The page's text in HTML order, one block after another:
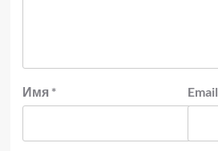
Имя * Email